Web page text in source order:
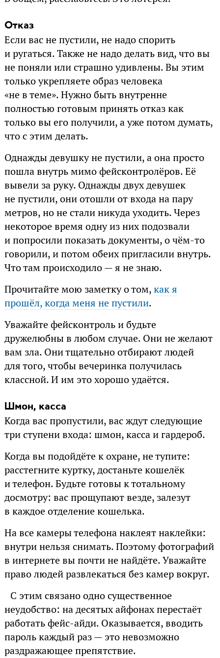
Отказ
Если вас не пустили, не надо спорить
и ругаться. Также не надо делать вид, что вы
не поняли или страшно удивлены. Вы этим
только укрепляете образ человека
«не в теме». Нужно быть внутренне
полностью готовым принять отказ как
только вы его получили, а уже потом думать,
что с этим делать.
Однажды девушку не пустили, а она просто
пошла внутрь мимо фейсконтролёров. Её
вывели за руку. Однажды двух девушек
не пустили, они отошли от входа на пару
метров, но не стали никуда уходить. Через
некоторое время одну из них подозвали
и попросили показать документы, о чём-то
говорили, и потом обеих пригласили внутрь.
Что там происходило — я не знаю.
Прочитайте мою заметку о том,как я
прошёл, когда меня не пустили.
Уважайте фейсконтроль и будьте
дружелюбны в любом случае. Они не желают
вам зла. Они тщательно отбирают людей
для того, чтобы вечеринка получилась
классной. И им это хорошо удаётся.
Шмон, касса
Когда вас пропустили, вас ждут следующие
три ступени входа: шмон, касса и гардероб.
Когда вы подойдёте к охране, не тупите:
расстегните куртку, достаньте кошелёк
и телефон. Будьте готовы к тотальному
досмотру: вас прощупают везде, залезут
в каждое отделение кошелька.
На все камеры телефона наклеят наклейки:
внутри нельзя снимать. Поэтому фотографий
в интернете вы почти не найдёте. Уважайте
право людей развлекаться без камер вокруг.
С этим связано одно существенное
неудобство: на десятых айфонах перестаёт
работать фейс-айди. Оказывается, вводить
пароль каждый раз — это невозможно
раздражающее препятствие.